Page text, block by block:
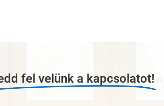
fel velünk a kapcsolatot!